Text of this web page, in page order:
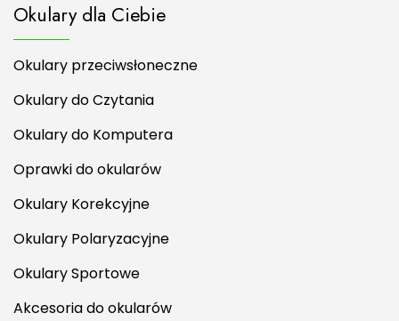
Okulary dla Ciebie
Okulary przeciwsłoneczne
Okulary do Czytania
Okulary do Komputera
Oprawki do okularów
Okulary Korekcyjne
Okulary Polaryzacyjne
Okulary Sportowe
Akcesoria do okularów